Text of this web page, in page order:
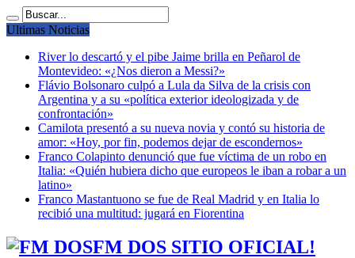
Ultimas Noticias
River lo descartó y el pibe Jaime brilla en Peñarol de
Montevideo: «¿Nos dieron a Messi?»
Flávio Bolsonaro culpó a Lula da Silva de la crisis con
Argentina y a su «política exterior ideologizada y de
confrontación»
Camilota presentó a su nueva novia y contó su historia de
amor: «Hoy, por fin, podemos dejar de escondernos»
Franco Colapinto denunció que fue víctima de un robo en
Italia: «Quién hubiera dicho que europeos le iban a robar a un
latino»
Franco Mastantuono se fue de Real Madrid y en Italia lo
recibió una multitud: jugará en Fiorentina
FM DOS SITIO OFICIAL!